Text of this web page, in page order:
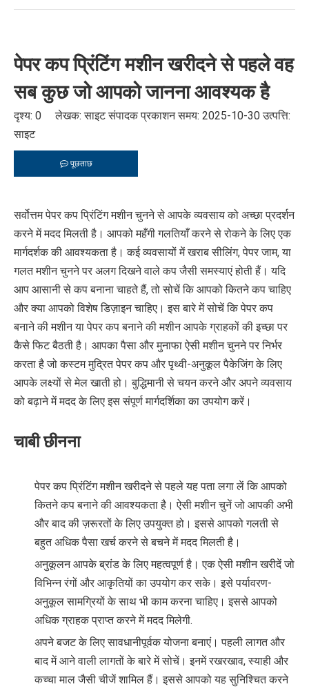
पेपर कप प्रिंटिंग मशीन खरीदने से पहले वह
सब कुछ जो आपको जानना आवश्यक है
दृश्य: 0 लेखक: साइट संपादक प्रकाशन समय: 2025-10-30 उत्पत्ति:
साइट
पूछताछ
सर्वोत्तम पेपर कप प्रिंटिंग मशीन चुनने से आपके व्यवसाय को अच्छा प्रदर्शन
करने में मदद मिलती है। आपको महँगी गलतियाँ करने से रोकने के लिए एक
मार्गदर्शक की आवश्यकता है। कई व्यवसायों में खराब सीलिंग, पेपर जाम, या
गलत मशीन चुनने पर अलग दिखने वाले कप जैसी समस्याएं होती हैं। यदि
आप आसानी से कप बनाना चाहते हैं, तो सोचें कि आपको कितने कप चाहिए
और क्या आपको विशेष डिज़ाइन चाहिए। इस बारे में सोचें कि पेपर कप
बनाने की मशीन या पेपर कप बनाने की मशीन आपके ग्राहकों की इच्छा पर
कैसे फिट बैठती है। आपका पैसा और मुनाफा ऐसी मशीन चुनने पर निर्भर
करता है जो कस्टम मुद्रित पेपर कप और पृथ्वी-अनुकूल पैकेजिंग के लिए
आपके लक्ष्यों से मेल खाती हो। बुद्धिमानी से चयन करने और अपने व्यवसाय
को बढ़ाने में मदद के लिए इस संपूर्ण मार्गदर्शिका का उपयोग करें।
चाबी छीनना
पेपर कप प्रिंटिंग मशीन खरीदने से पहले यह पता लगा लें कि आपको
कितने कप बनाने की आवश्यकता है। ऐसी मशीन चुनें जो आपकी अभी
और बाद की ज़रूरतों के लिए उपयुक्त हो। इससे आपको गलती से
बहुत अधिक पैसा खर्च करने से बचने में मदद मिलती है।
अनुकूलन आपके ब्रांड के लिए महत्वपूर्ण है। एक ऐसी मशीन खरीदें जो
विभिन्न रंगों और आकृतियों का उपयोग कर सके। इसे पर्यावरण-
अनुकूल सामग्रियों के साथ भी काम करना चाहिए। इससे आपको
अधिक ग्राहक प्राप्त करने में मदद मिलेगी.
अपने बजट के लिए सावधानीपूर्वक योजना बनाएं। पहली लागत और
बाद में आने वाली लागतों के बारे में सोचें। इनमें रखरखाव, स्याही और
कच्चा माल जैसी चीजें शामिल हैं। इससे आपको यह सुनिश्चित करने